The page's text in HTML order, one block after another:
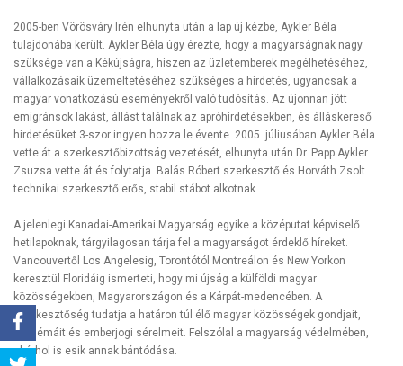
2005-ben Vörösváry Irén elhunyta után a lap új kézbe, Aykler Béla
tulajdonába került. Aykler Béla úgy érezte, hogy a magyarságnak nagy
szüksége van a Kékújságra, hiszen az üzletemberek megélhetéséhez,
vállalkozásaik üzemeltetéséhez szükséges a hirdetés, ugyancsak a
magyar vonatkozású eseményekről való tudósítás. Az újonnan jött
emigránsok lakást, állást találnak az apróhirdetésekben, és álláskereső
hirdetésüket 3-szor ingyen hozza le évente. 2005. júliusában Aykler Béla
vette át a szerkesztőbizottság vezetését, elhunyta után Dr. Papp Aykler
Zsuzsa vette át és folytatja. Balás Róbert szerkesztő és Horváth Zsolt
technikai szerkesztő erős, stabil stábot alkotnak.
A jelenlegi Kanadai-Amerikai Magyarság egyike a középutat képviselő
hetilapoknak, tárgyilagosan tárja fel a magyarságot érdeklő híreket.
Vancouvertől Los Angelesig, Torontótól Montreálon és New Yorkon
keresztül Floridáig ismerteti, hogy mi újság a külföldi magyar
közösségekben, Magyarországon és a Kárpát-medencében. A
szerkesztőség tudatja a határon túl élő magyar közösségek gondjait,
problémáit és emberjogi sérelmeit. Felszólal a magyarság védelmében,
akárhol is esik annak bántódása.
Share